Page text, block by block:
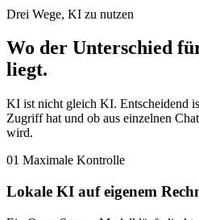
Drei Wege, KI zu nutzen
Wo der Unterschied
liegt.
KI ist nicht gleich KI. Entscheidend
Zugriff hat und ob aus einzelnen
wird.
01 Maximale Kontrolle
Lokale KI auf eigenem